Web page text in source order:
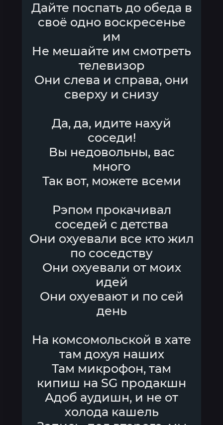
Дайте поспать до обеда в
своё одно воскресенье
им
Не мешайте им смотреть
телевизор
Они слева и справа, они
сверху и снизу
Да, да, идите нахуй
соседи!
Вы недовольны, вас
много
Так вот, можете всеми
Рэпом прокачивал
соседей с детства
Они охуевали все кто жил
по соседству
Они охуевали от моих
идей
Они охуевают и по сей
день
На комсомольской в хате
там дохуя наших
Там микрофон, там
кипиш на SG продакшн
Адоб аудишн, и не от
холода кашель